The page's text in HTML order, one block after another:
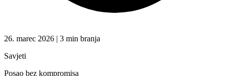
26. marec 2026 | 3 min branja
Savjeti
Posao bez kompromisa